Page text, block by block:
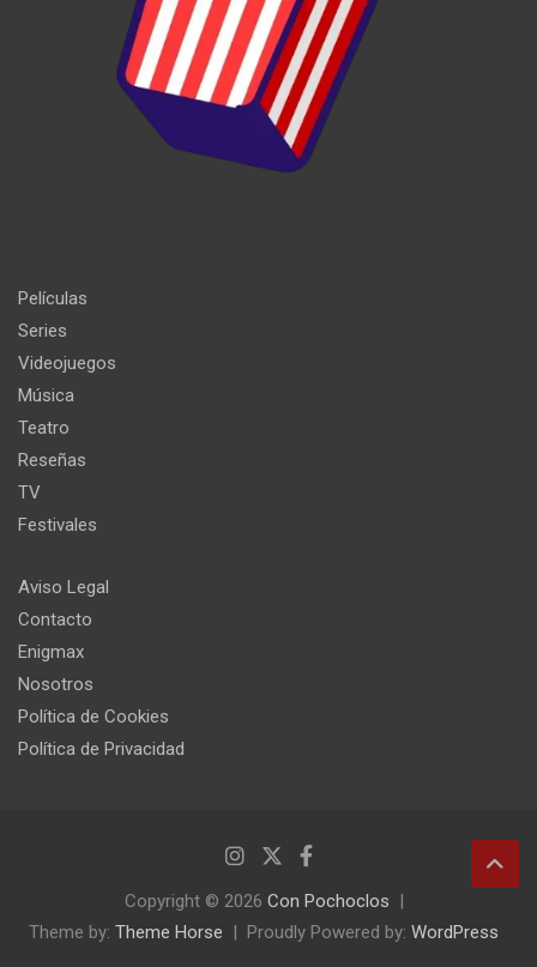
Películas
Series
Videojuegos
Música
Teatro
Reseñas
TV
Festivales
Aviso Legal
Contacto
Enigmax
Nosotros
Política de Cookies
Política de Privacidad
Copyright © 2026 Con Pochoclos
Theme by: Theme Horse Proudly Powered by: WordPress